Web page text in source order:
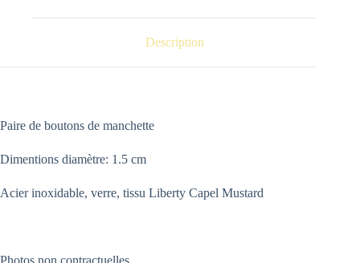
Description
Paire de boutons de manchette
Dimentions diamètre: 1.5 cm
Acier inoxidable, verre, tissu Liberty Capel Mustard
Photos non contractuelles